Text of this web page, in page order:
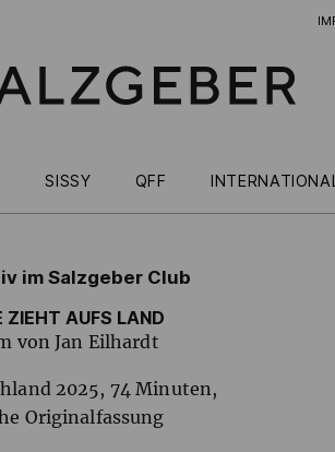
SISSY QFF INTERNATIONAL
im Salzgeber Club
ZIEHT AUFS LAND
von Jan Eilhardt
2025, 74 Minuten,
Originalfassung